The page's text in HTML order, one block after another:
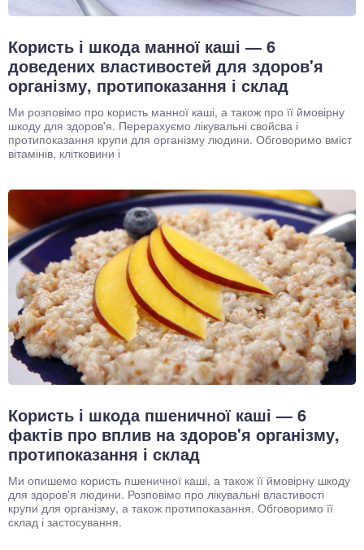
Користь і шкода манної каші — 6
доведених властивостей для здоров'я
організму, протипоказання і склад
Ми розповімо про користь манної каші, а також про її ймовірну
шкоду для здоров'я. Перерахуємо лікувальні свойсва і
протипоказання крупи для організму людини. Обговоримо вміст
вітамінів, клітковини і
Користь і шкода пшеничної каші — 6
фактів про вплив на здоров'я організму,
протипоказання і склад
Ми опишемо користь пшеничної каші, а також її ймовірну шкоду
для здоров'я людини. Розповімо про лікувальні властивості
крупи для організму, а також протипоказання. Обговоримо її
склад і застосування.